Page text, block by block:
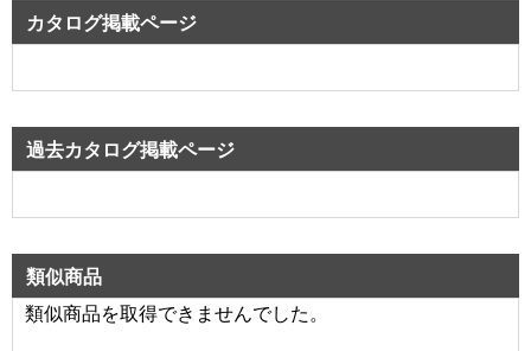
カタログ掲載ページ
過去カタログ掲載ページ
類似商品
類似商品を取得できませんでした。